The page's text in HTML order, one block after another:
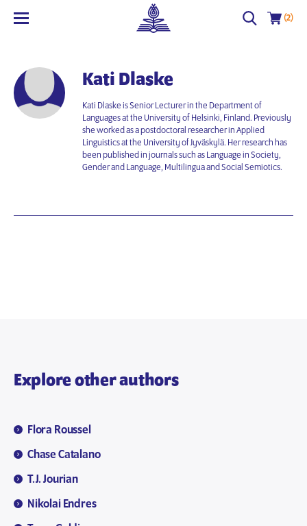
(2)
Kati Dlaske
Kati Dlaske is Senior Lecturer in the Department of
Languages at the University of Helsinki, Finland. Previously
she worked as a postdoctoral researcher in Applied
Linguistics at the University of Jyväskylä. Her research has
been published in journals such as Language in Society,
Gender and Language, Multilingua and Social Semiotics.
Explore other authors
Flora Roussel
Chase Catalano
T.J. Jourian
Nikolai Endres